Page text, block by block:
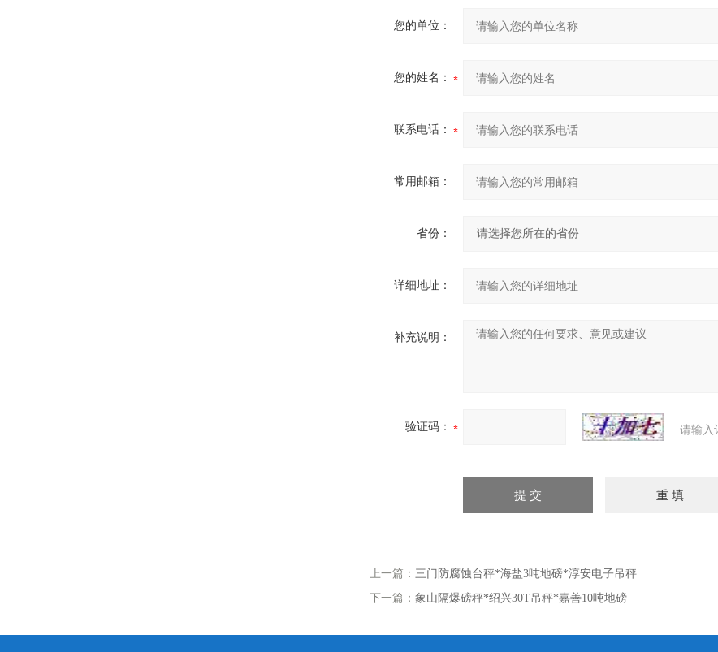
您的单位：
您的姓名：
联系电话：
常用邮箱：
省份：
详细地址：
补充说明：
验证码： 请输入
上一篇： 三门防腐蚀台秤*海盐3吨地磅*淳安电子吊秤
下一篇： 象山隔爆磅秤*绍兴30T吊秤*嘉善10吨地磅